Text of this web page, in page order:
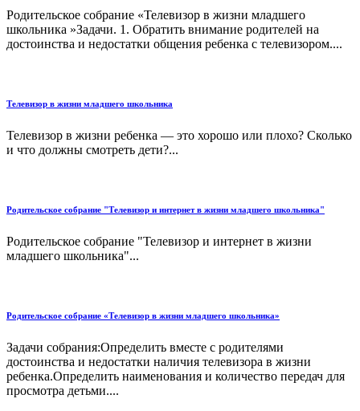
Родительское собрание «Телевизор в жизни младшего
школьника »Задачи. 1. Обратить внимание родителей на
достоинства и недостатки общения ребенка с телевизором....
Телевизор в жизни младшего школьника
Телевизор в жизни ребенка — это хорошо или плохо? Сколько
и что должны смотреть дети?...
Родительское собрание "Телевизор и интернет в жизни младшего школьника"
Родительское собрание "Телевизор и интернет в жизни
младшего школьника"...
Родительское собрание «Телевизор в жизни младшего школьника»
Задачи собрания:Определить вместе с родителями
достоинства и недостатки наличия телевизора в жизни
ребенка.Определить наименования и количество передач для
просмотра детьми....